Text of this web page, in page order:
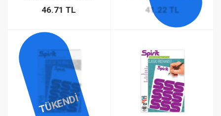
46.71 TL 41.22 TL
TÜKENDİ